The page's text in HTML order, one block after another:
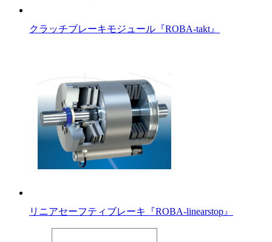
クラッチブレーキモジュール『ROBA-takt』
リニアセーフティブレーキ『ROBA-linearstop』